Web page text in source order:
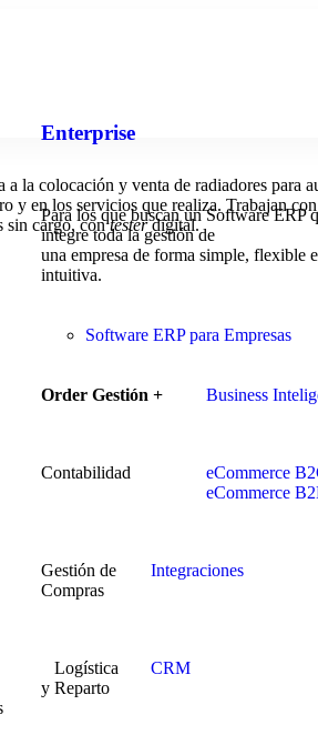
Enterprise
Para los que buscan un Software ERP
integre toda la gestión de
una empresa de forma simple, flexible e
intuitiva.
Software ERP para Empresas
Order Gestión + Business
Contabilidad eCommerce
eCommerce
Gestión de
Compras
Integraciones
Logística
y Reparto
CRM
a la colocación y venta de radiadores
en los servicios que realiza. Trabajan
sin cargo, contesterdigital.